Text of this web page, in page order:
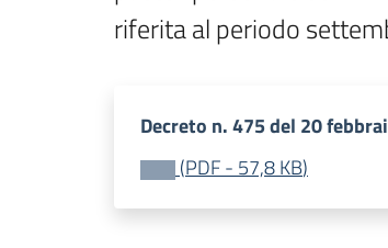
riferita al periodo
Decreto n. 475 del 20
(PDF- 57,8 KB)